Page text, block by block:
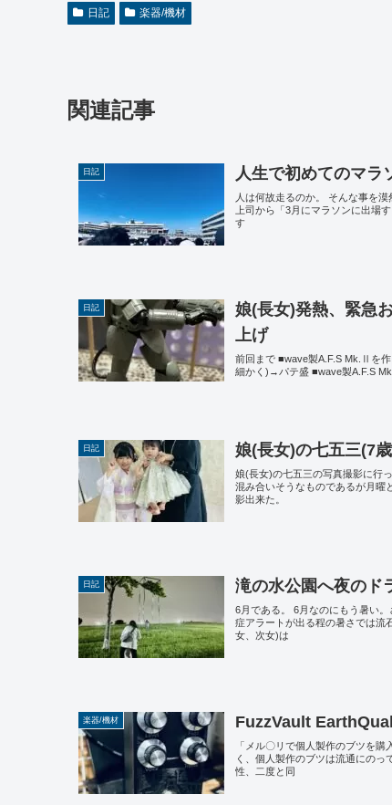
日記 楽器/機材
関連記事
日記 人生で初めてのマラ
人は何故走るのか。 そんな事を
上司から「3月にマラソンに出場
す
日記
娘(長女)発熱、緊急
上げ
前回まで ■wave製A.F.S Mk.Ⅱを
細かく)→パテ盛 ■wave製A.F.S
日記 娘(長女)の七五三(7
娘(長女)の七五三の写真撮影に行
混み合いそうなものであるが月曜
影出来た。
日記 滝の水公園へ夜のド
6月である。 6月なのにもう暑い
症アラートが出る程の暑さでは流
女、次女)は
楽器/機材 FuzzVault
「メル〇リで個人製作のブツを
く、個人製作のブツは流通にの
性、二度と同